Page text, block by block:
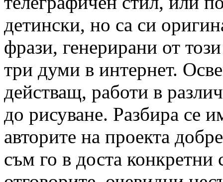
детински, но са си
фрази, генерирани от
три думи в интернет.
действащ, работи в
до рисуване. Разбира се
авторите на проекта
съм го в доста